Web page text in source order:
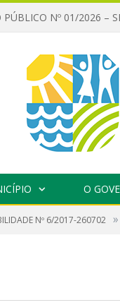
O
Nº 6/2017-260702 »